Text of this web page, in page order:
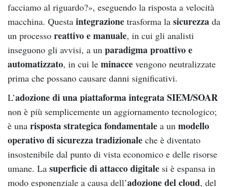
facciamo al riguardo?», eseguendo la risposta a velocità
macchina. Questa integrazione trasforma la sicurezza da
un processo reattivo e manuale, in cui gli analisti
inseguono gli avvisi, a un paradigma proattivo e
automatizzato, in cui le minacce vengono neutralizzate
prima che possano causare danni significativi.
L’adozione di una piattaforma integrata SIEM/SOAR
non è più semplicemente un aggiornamento tecnologico;
è una risposta strategica fondamentale a un modello
operativo di sicurezza tradizionale che è diventato
insostenibile dal punto di vista economico e delle risorse
umane. La superficie di attacco digitale si è espansa in
modo esponenziale a causa dell’adozione del cloud, del